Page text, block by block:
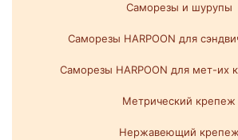
Саморезы и шурупы
Саморезы HARPOON для
Саморезы HARPOON для мет-их
Метрический крепеж
Нержавеющий крепеж